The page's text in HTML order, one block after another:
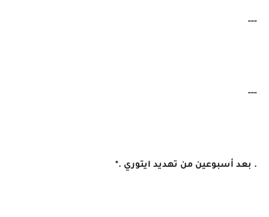
---
---
. بعد أسبوعين من تهديد ايتوري .*